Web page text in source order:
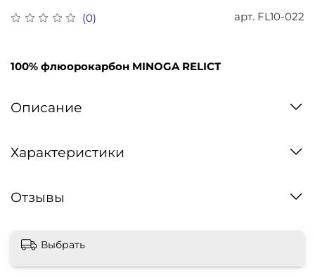
(0) арт. FL10-022
100% флюорокарбон MINOGA RELICT
Описание
Характеристики
Отзывы
Выбрать